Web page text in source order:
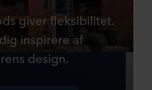
giver fleksibilitet.
inspirere af
design.